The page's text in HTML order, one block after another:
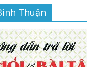
Thuận